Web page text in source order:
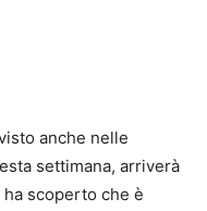
anche nelle
settimana, arriverà
scoperto che è